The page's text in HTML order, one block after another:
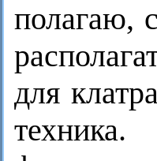
полагаю,
для